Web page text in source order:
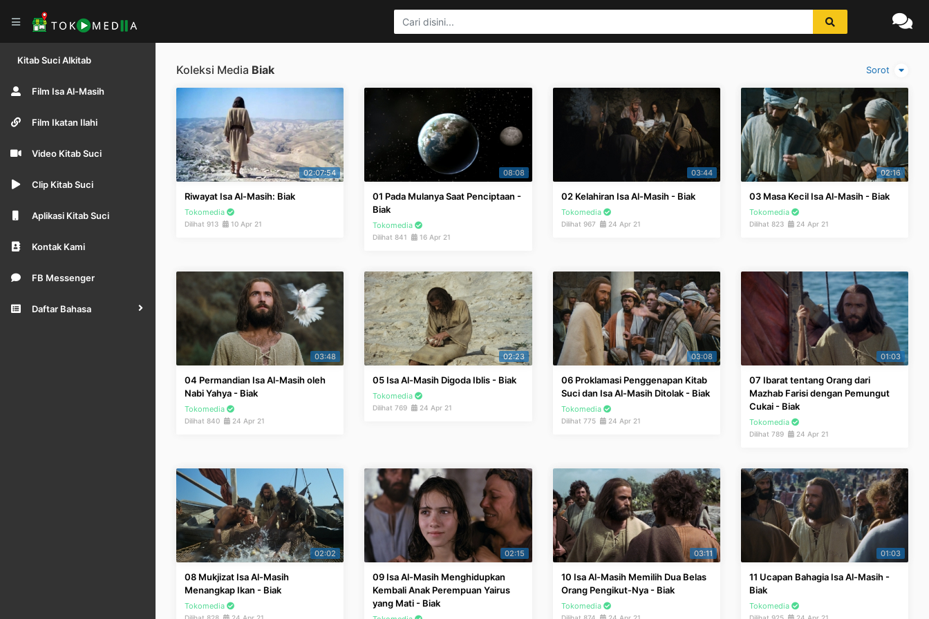
Kitab Suci Alkitab
Film Isa Al-Masih
Film Ikatan Ilahi
Video Kitab Suci
Clip Kitab Suci
Aplikasi Kitab Suci
Kontak Kami
FB Messenger
Daftar Bahasa
Sorot
Koleksi Media Biak
02:07:54
Riwayat Isa Al-Masih: Biak
Tokomedia
Dilihat 913 10 Apr 21
08:08
01 Pada Mulanya Saat Penciptaan -
Biak
Tokomedia
Dilihat 841 16 Apr 21
03:44
02 Kelahiran Isa Al-Masih - Biak
Tokomedia
Dilihat 967 24 Apr 21
02:16
03 Masa Kecil Isa Al-Masih - Biak
Tokomedia
Dilihat 823 24 Apr 21
03:48
04 Permandian Isa Al-Masih oleh
Nabi Yahya - Biak
Tokomedia
Dilihat 840 24 Apr 21
02:23
05 Isa Al-Masih Digoda Iblis - Biak
Tokomedia
Dilihat 769 24 Apr 21
03:08
06 Proklamasi Penggenapan Kitab
Suci dan Isa Al-Masih Ditolak - Biak
Tokomedia
Dilihat 775 24 Apr 21
01:03
07 Ibarat tentang Orang dari
Mazhab Farisi dengan Pemungut
Cukai - Biak
Tokomedia
Dilihat 789 24 Apr 21
02:02
08 Mukjizat Isa Al-Masih
Menangkap Ikan - Biak
Tokomedia
02:15
09 Isa Al-Masih Menghidupkan
Kembali Anak Perempuan Yairus
yang Mati - Biak
03:11
10 Isa Al-Masih Memilih Dua Belas
Orang Pengikut-Nya - Biak
Tokomedia
01:03
11 Ucapan Bahagia Isa Al-Masih -
Biak
Tokomedia